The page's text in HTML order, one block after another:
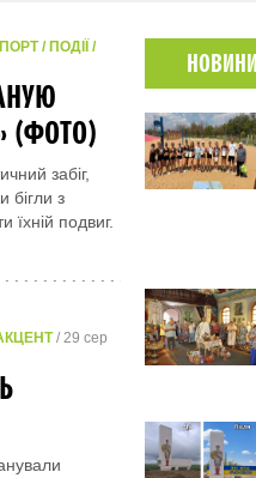
/ ПОДІЇ /
(ФОТО)
забіг,
бігли з
подвиг.
/ 29 сер
НОВИНИ